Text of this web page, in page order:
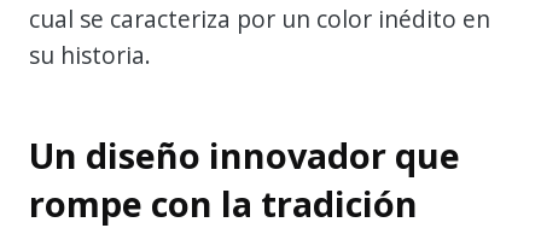
cual se caracteriza por un color inédito en
su historia.
Un diseño innovador que
rompe con la tradición